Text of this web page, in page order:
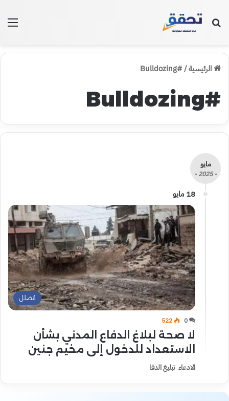
بحث عن
الرئيسية/
#Bulldozing
#Bulldozing
مايو
- 2025 -
18 مايو
مُضلل
0
522
لا صحة لبلاغ الدفاع المدني بشأن
الاستعداد للدخول إلى مخيم جنين
الادعاء تبليغ الدفا